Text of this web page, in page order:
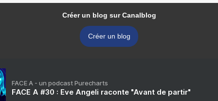
Créer un blog sur Canalblog
Créer un blog
FACE A - un podcast Purecharts
FACE A #30 : Eve Angeli raconte "Avant de partir"